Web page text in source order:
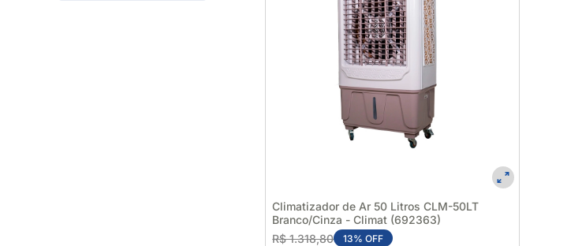
Climatizador de Ar 50 Litros CLM-50LT
Branco/Cinza - Climat (692363)
R$ 1.318,80
13% OFF